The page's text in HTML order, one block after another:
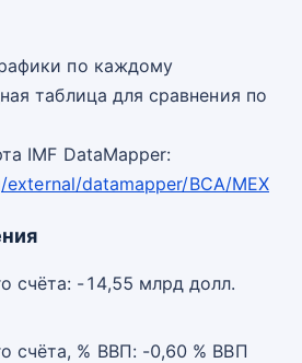
по каждому
таблица для сравнения по
IMF DataMapper:
datamapper/BCA/MEX
счёта: -14,55 млрд долл.
счёта, % ВВП: -0,60 % ВВП